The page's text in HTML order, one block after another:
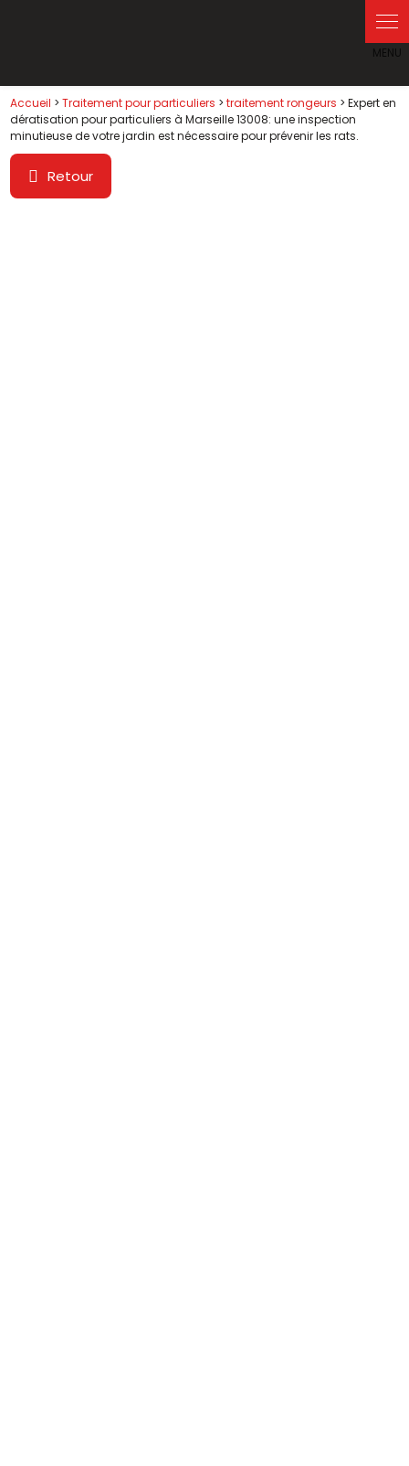
Accueil >Traitement pour particuliers >traitement rongeurs > Expert en
dératisation pour particuliers à Marseille 13008: une inspection
minutieuse de votre jardin est nécessaire pour prévenir les rats.
Retour